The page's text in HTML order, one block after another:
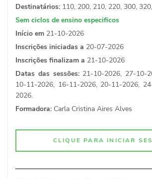
Destinatários: 110, 200, 210, 220, 300,
Sem ciclos de ensino especificos
Início em 21-10-2026
Inscrições iniciadas a 20-07-2026
Inscrições finalizam a 21-10-2026
Datas das sessões: 21-10-2026, 27-10-
10-11-2026, 16-11-2026, 20-11-2026,
2026.
Formadora: Carla Cristina Aires Alves
CLIQUE PARA INICIAR